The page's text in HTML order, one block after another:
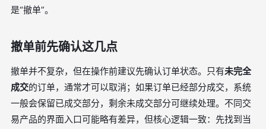
是“撤单”。
撤单前先确认这几点
撤单并不复杂，但在操作前建议先确认订单状态。只有未完全
成交的订单，通常才可以取消；如果订单已经部分成交，系统
一般会保留已成交部分，剩余未成交部分可继续处理。不同交
易产品的界面入口可能略有差异，但核心逻辑一致：先找到当